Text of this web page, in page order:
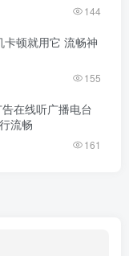
144
顿就用它 流畅神
155
在线听广播电台
流畅
161